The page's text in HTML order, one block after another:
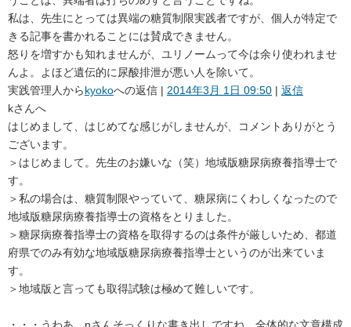
私は、先生にとっては異端の糖質制限実践者ですが、個人が特定で
きる記事を書かれることには賛成できません。
怒りを増すかも知れませんが、ユリノームって今は余り使われませ
んよ。よほど遺伝的に尿酸排泄が悪い人を除いて。
実践管理人からkyokoへの返信 | 2014年3月 1日 09:50 | 返信
kさんへ
はじめまして、はじめてな感じがしませんが、コメントありがとう
ございます。
＞はじめまして。先生のお嫌いな（笑）地域版糖尿病療養指導士で
す。
＞私の場合は、糖質制限やっていて、糖尿病にくわしくなったので
地域版糖尿病療養指導士の資格をとりました。
＞糖尿病療養指導士の資格を取得するのは条件が厳しいため、都道
府県でのみ有効な地域版糖尿病療養指導士というのが出来ていま
す。
＞地域版と言っても取得試験は極めて難しいです。